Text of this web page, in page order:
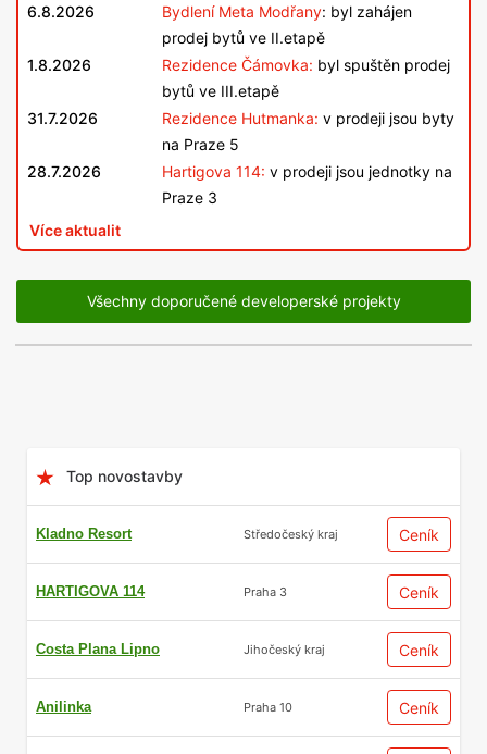
6.8.2026 Bydlení Meta Modřany: byl zahájen
prodej bytů ve II.etapě
1.8.2026
Rezidence Čámovka: byl spuštěn prodej
bytů ve III.etapě
31.7.2026
Rezidence Hutmanka: v prodeji jsou byty
na Praze 5
28.7.2026
Hartigova 114: v prodeji jsou jednotky na
Praze 3
Více aktualit
Všechny doporučené developerské projekty
Top novostavby
Kladno Resort Středočeský kraj Ceník
HARTIGOVA 114 Praha 3 Ceník
Costa Plana Lipno Jihočeský kraj Ceník
Anilinka Praha 10 Ceník